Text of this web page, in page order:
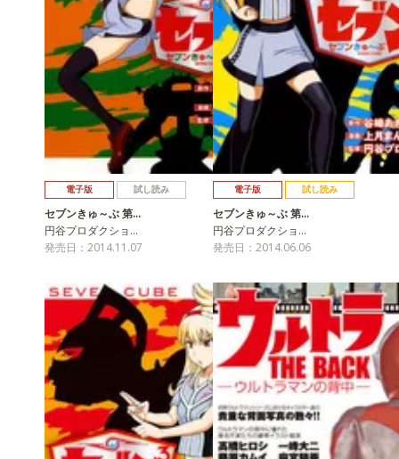
電子版 試し読み
セブンきゅ～ぶ 第…
円谷プロダクショ…
発売日：2014.11.07
電子版 試し読み
セブンきゅ～ぶ 第…
円谷プロダクショ…
発売日：2014.06.06